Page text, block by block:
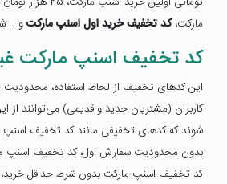
مارکت،کد تخفیف خرید اول اسنپ مارکتو...
کد تخفیف اسنپ مارکت
این کدهای تخفیف از لحاظ استفاده،
کاربران (مشتریان جدید و قدیمی) می‌توانند از
بدون محدودیت سفارش اول، کد تخفیف اسنپ
کد تخفیف اسنپ مارکت بدون شرط حداقل